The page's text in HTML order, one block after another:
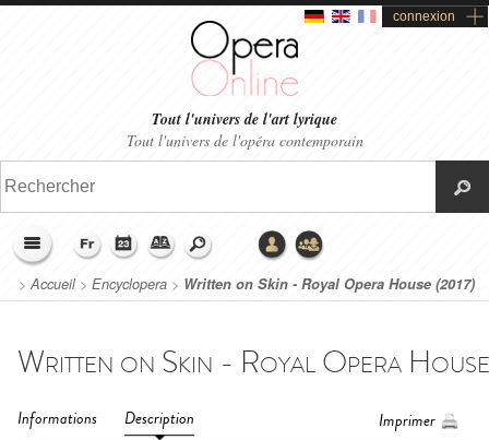
connexion
Tout l'univers de l'art lyrique
Tout l'univers de l'opéra contemporain
>Accueil> Encyclopera > Written on Skin - Royal Opera House (2017)
Informations Description Imprimer